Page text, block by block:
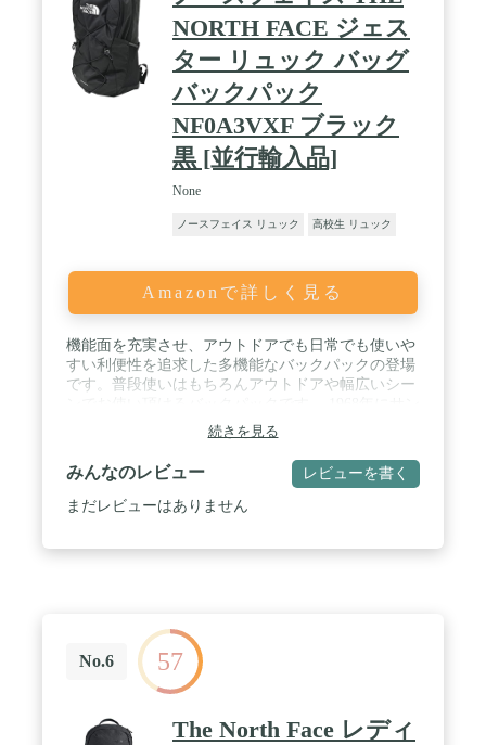
NORTH FACE ジェス
ター リュック バッグ
バックパック
NF0A3VXF ブラック
黒 [並行輸入品]
None
ノースフェイス リュック 高校生 リュック
Amazonで詳しく見る
機能面を充実させ、アウトドアでも日常でも使いや
すい利便性を追求した多機能なバックパックの登場
です。普段使いはもちろんアウトドアや幅広いシー
フランシスコで産声を上げたTHE NORTH FACE
は、当初小さなメーカーでしたが、スリーピングバ
ッグによる発明で高い信頼を獲得するようになりま
す。高品質なだけでなく、最低何度の気温まで快適
に使用できるかという「最低温度規格表示」を明記
す。「人類は地球のために成功するようにデザイン
されている」 / 【サイズ詳細】
約/H45cm×W27cm×D15cmショルダー長さ:50-94cm
(長さ調節可)【カラー】TNF BLACK ブラック【素
材】ポリエステル【仕様】ダブルファスナー式開閉/
外側:ダブルファスナーポケット×1 (ファスナーポケ
続きを見る
みんなのレビュー レビューを書く
まだレビューはありません
No.6 57
The North Face レディ